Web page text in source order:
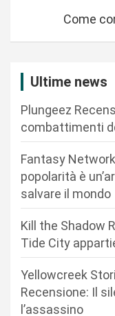
Come
Ultime news
Plungeez
combattimenti
Fantasy
popolarità è
salvare il mondo
Kill the Shadow
Tide City
Yellowcreek
Recensione: Il
l’assassino